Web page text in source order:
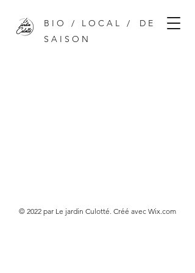
B I O / L O C A L / D E
S A I S O N
© 2022 par Le jardin Culotté. Créé avec Wix.com